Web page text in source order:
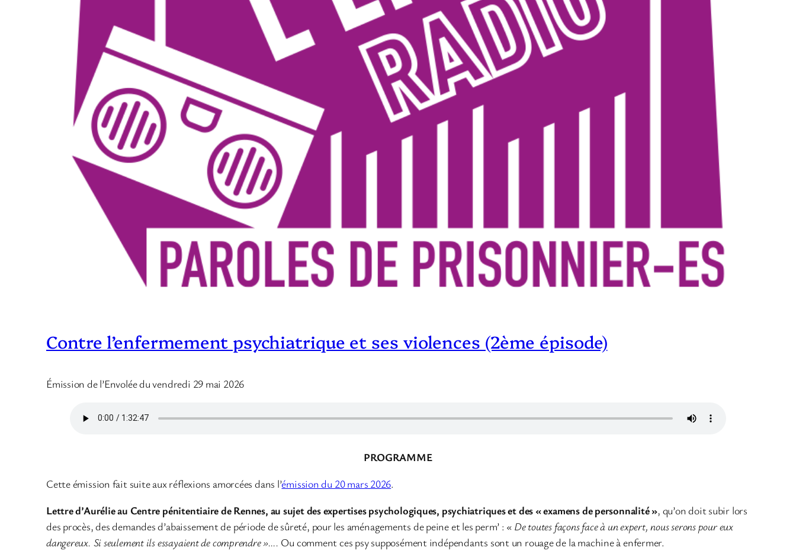
Contre l’enfermement psychiatrique et ses violences (2ème épisode)
Émission de l’Envolée du vendredi 29 mai 2026
PROGRAMME
Cette émission fait suite aux réflexions amorcées dans l’émission du 20 mars 2026.
Lettre d’Aurélie au Centre pénitentiaire de Rennes, au sujet des expertises psychologiques, psychiatriques et des « examens de personnalité », qu’on doit subir lors
des procès, des demandes d’abaissement de période de sûreté, pour les aménagements de peine et les perm’ : « De toutes façons face à un expert, nous serons pour eux
dangereux. Si seulement ils essayaient de comprendre »…. Ou comment ces psy supposément indépendants sont un rouage de la machine à enfermer.